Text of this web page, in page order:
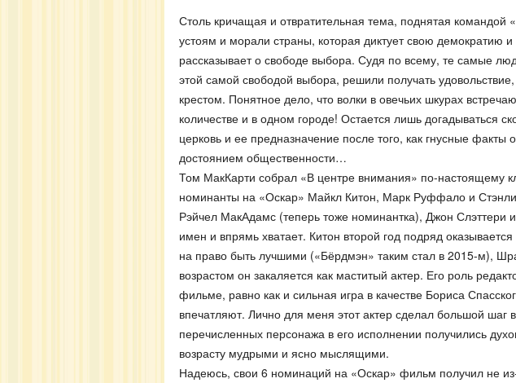
Столь кричащая и отвратительная тема, поднятая командой
устоям и морали страны, которая диктует свою демократию
рассказывает о свободе выбора. Судя по всему, те самые
этой самой свободой выбора, решили получать
крестом. Понятное дело, что волки в овечьих шкурах
количестве и в одном городе! Остается лишь догадываться
церковь и ее предназначение после того, как гнусные факты
достоянием общественности…
Том МакКарти собрал «В центре внимания» по-настоящему
номинанты на «Оскар» Майкл Китон, Марк Руффало и
Рэйчел МакАдамс (теперь тоже номинантка), Джон Слэттери
имен и впрямь хватает. Китон второй год подряд
на право быть лучшими («Бёрдмэн» таким стал в 2015-м),
возрастом он закаляется как маститый актер. Его роль
фильме, равно как и сильная игра в качестве Бориса
впечатляют. Лично для меня этот актер сделал большой шаг
перечисленных персонажа в его исполнении получились
возрасту мудрыми и ясно мыслящими.
Надеюсь, свои 6 номинаций на «Оскар» фильм получил не